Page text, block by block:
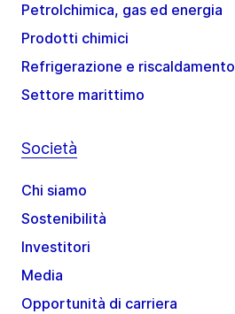
Petrolchimica, gas ed energia
Prodotti chimici
Refrigerazione e riscaldamento
Settore marittimo
Società
Chi siamo
Sostenibilità
Investitori
Media
Opportunità di carriera